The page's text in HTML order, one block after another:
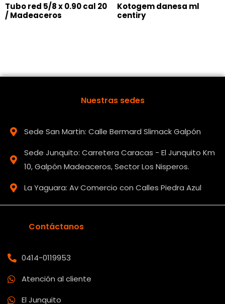
Tubo red 5/8 x 0.90 cal 20
/ Madeaceros
Kotogem danesa ml
centiry
Contáctanos
0414-0119953
Atención al cliente
El Junquito
Nuestras sedes
Sede San Martin: Calle Bermard Slimack Galpón
Sede Junquito: Carretera Caracas - El Junquito Km
10, Galpón Madeaceros, Sector Los Nisperos.
La Yaguara: Av Comercio con Calles Piedra Azul